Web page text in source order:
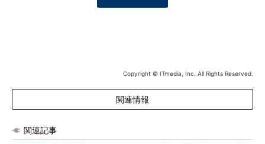
Copyright © ITmedia, Inc. All Rights Reserved.
関連情報
関連記事